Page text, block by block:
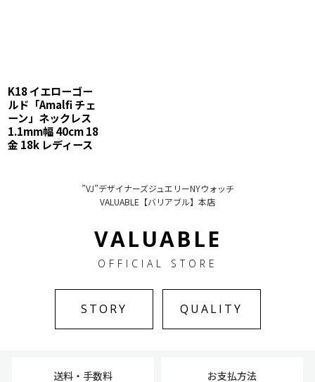
K18 イエローゴー
ルド「Amalfi チェ
ーン」ネックレス
1.1mm幅 40cm 18
金 18k レディース
”VJ”デザイナーズジュエリーNYウォッチ
VALUABLE【バリアブル】本店
VALUABLE
OFFICIAL STORE
STORY QUALITY
送料・手数料 お支払方法